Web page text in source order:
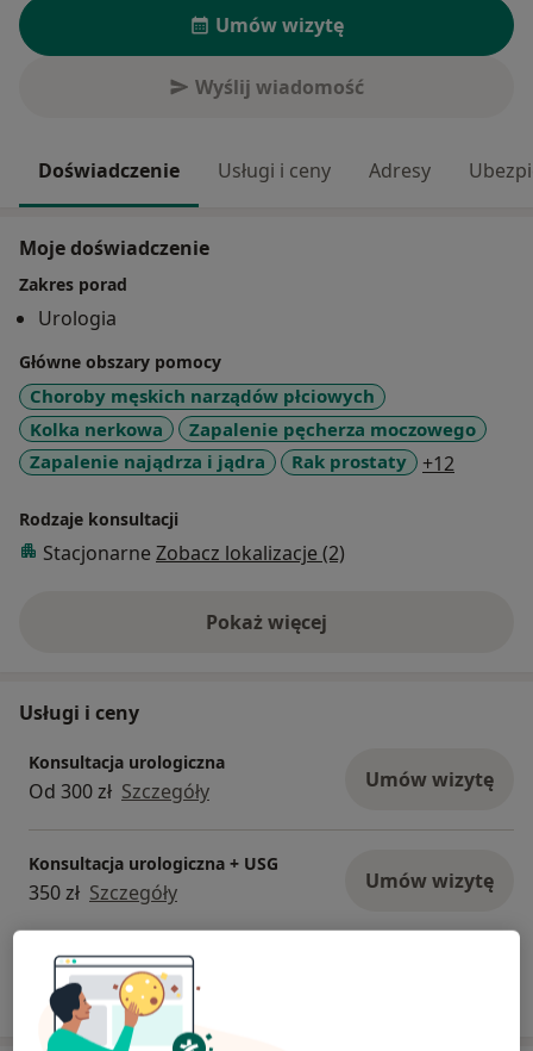
Umów wizytę
Wyślij wiadomość
Doświadczenie Usługi i ceny Adresy
Moje doświadczenie
Zakres porad
Urologia
Główne obszary pomocy
Choroby męskich narządów płciowych
Kolka nerkowa
Zapalenie pęcherza moczowego
Zapalenie najądrza i jądra
Rak prostaty +12
Rodzaje konsultacji
Stacjonarne Zobacz lokalizacje (2)
Pokaż więcejo doświadczeniu
Usługi i ceny
Konsultacja urologiczna
Od 300 zł Szczegóły Umów wizytę
Konsultacja urologiczna + USG
350 zł Szczegóły Umów wizytę
W jaki sposób ustalane są ceny?